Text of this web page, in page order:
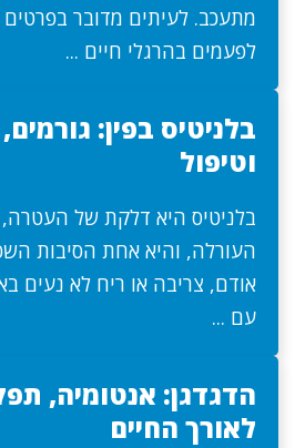
מתעכב. לעיתים מדובר בפרטים
לפעמים בהרגלי חיים ...
בלניטיס בפין:
וטיפול
בלניטיס היא דלקת של
העורלה, והיא אחת הסיבות
אודם, צריבה או ריח לא נעים
עם ...
הדגדגן: אנטומיה,
לאורך החיים